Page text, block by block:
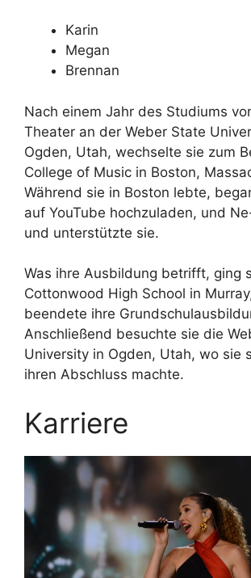
Karin
Megan
Brennan
Nach einem Jahr des Studiums
Theater an der Weber State
Ogden, Utah, wechselte sie zum
College of Music in Boston,
Während sie in Boston lebte,
auf YouTube hochzuladen, und
und unterstützte sie.
Was ihre Ausbildung betrifft, ging
Cottonwood High School in
beendete ihre
Anschließend besuchte sie die
University in Ogden, Utah, wo sie
ihren Abschluss machte.
Karriere